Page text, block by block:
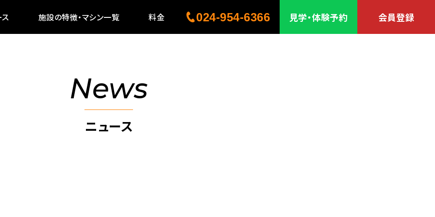
施設の特徴・マシン一覧 料金 024-954-6366 見学・体験予約 会員登録
News
ニュース